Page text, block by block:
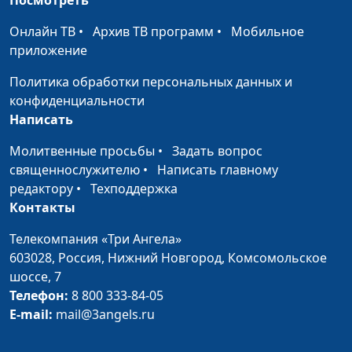
Зарождение
христианства и
период Второго
Храма
историк, библеист,
политические
группы времен
Валерий Малышев,
теологии ЗАУ
Переводы
Священного
Писания
Валерий Малышев,
Эдуард Егизарян,
Онлайн ТВ • Архив ТВ программ • Мобильное
приложение
Политика обработки персональных данных и
конфиденциальности
Написать
Молитвенные просьбы • Задать вопрос
священнослужителю • Написать главному
редактору • Техподдержка
Контакты
Телекомпания «Три Ангела»
603028, Россия, Нижний Новгород, Комсомольское
шоссе, 7
Телефон: 8 800 333-84-05
E-mail: mail@3angels.ru